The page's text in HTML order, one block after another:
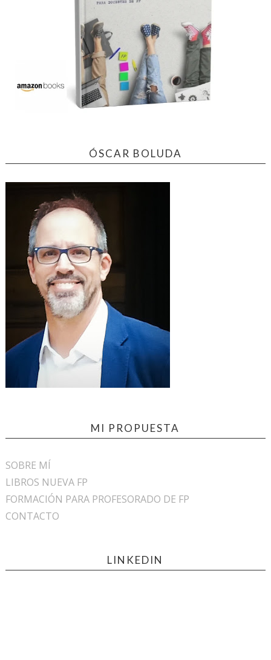
ÓSCAR BOLUDA
MI PROPUESTA
SOBRE MÍ
LIBROS NUEVA FP
FORMACIÓN PARA PROFESORADO DE FP
CONTACTO
LINKEDIN